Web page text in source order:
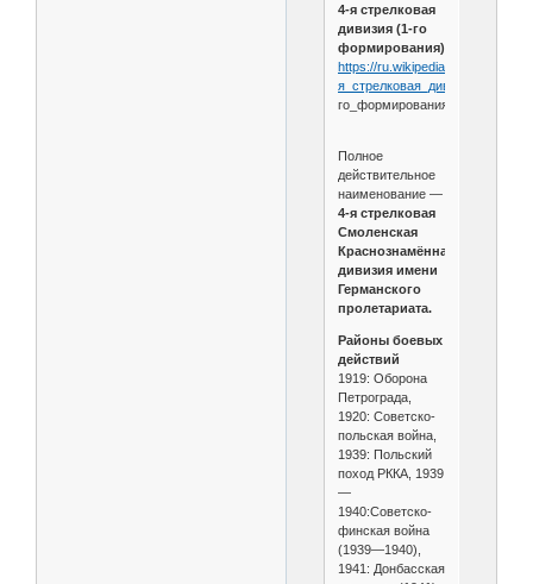
4-я стрелковая
дивизия (1-го
формирования)
https://ru.wikipedia.org/wiki/4-
я_стрелковая_дивизия_
го_формирования)
Полное
действительное
наименование —
4-я стрелковая
Смоленская
Краснознамённая
дивизия имени
Германского
пролетариата.
Районы боевых
действий
1919: Оборона
Петрограда,
1920: Советско-
польская война,
1939: Польский
поход РККА, 1939
—
1940:Советско-
финская война
(1939—1940),
1941: Донбасская